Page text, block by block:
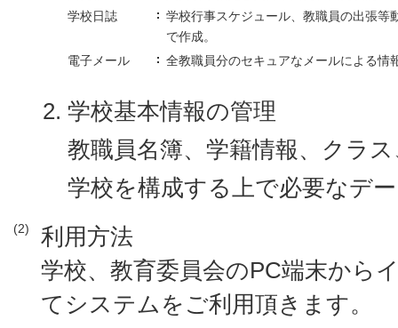
学校日誌
学校行事スケジュール、教職員の出張等
で作成。
電子メール
全教職員分のセキュアなメールによる情
学校基本情報の管理
教職員名簿、学籍情報、クラ
学校を構成する上で必要なデ
(2)
利用方法
学校、教育委員会のPC端末から
てシステムをご利用頂きます。